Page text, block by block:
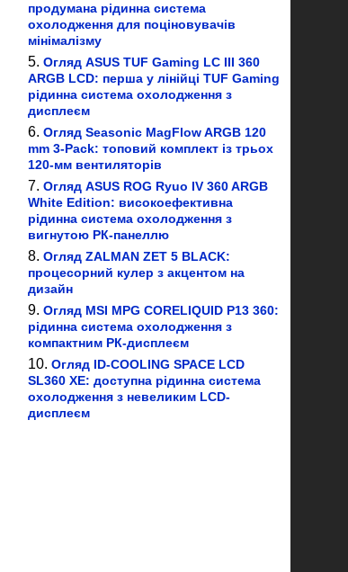
продумана рідинна система
охолодження для поціновувачів
мінімалізму
Огляд ASUS TUF Gaming LC III 360
ARGB LCD: перша у лінійці TUF Gaming
рідинна система охолодження з
дисплеєм
Огляд Seasonic MagFlow ARGB 120
mm 3-Pack: топовий комплект із трьох
120-мм вентиляторів
Огляд ASUS ROG Ryuo IV 360 ARGB
White Edition: високоефективна
рідинна система охолодження з
вигнутою РК-панеллю
Огляд ZALMAN ZET 5 BLACK:
процесорний кулер з акцентом на
дизайн
Огляд MSI MPG CORELIQUID P13 360:
рідинна система охолодження з
компактним РК-дисплеєм
Огляд ID-COOLING SPACE LCD
SL360 XE: доступна рідинна система
охолодження з невеликим LCD-
дисплеєм